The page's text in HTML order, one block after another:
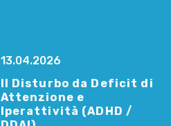
13.04.2026
Il Disturbo da Deficit di
Attenzione e
Iperattività (ADHD /